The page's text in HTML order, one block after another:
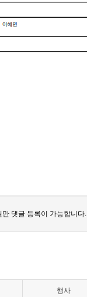
만 댓글 등록이 가능합니다.
행사